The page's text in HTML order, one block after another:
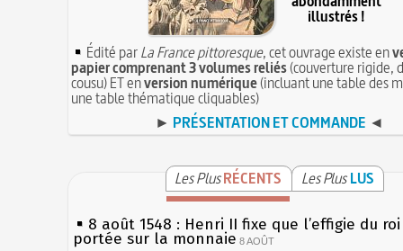
illustrés !
Édité parLa France pittoresque, cet ouvrage existe en
papier comprenant 3 volumes reliés(couverture rigide,
cousu) ET enversion numérique(incluant une table des
une table thématique cliquables)
► PRÉSENTATION ET COMMANDE ◄
Les PlusRÉCENTS Les Plus LUS
8 août 1548 : Henri II fixe que l’effigie du
portée sur la monnaie 8 AOÛT